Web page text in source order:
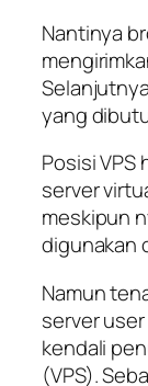
Nantinya
yang
Posisi
server
meskipun
digunakan
Namun
server user
kendali
(VPS).